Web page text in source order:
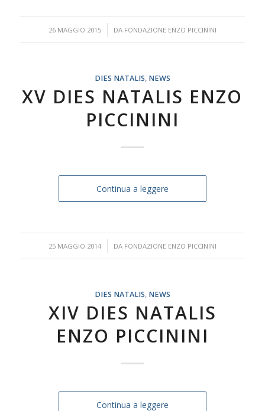
26 MAGGIO 2015
/ DA FONDAZIONE ENZO PICCININI
DIES NATALIS, NEWS
XV DIES NATALIS ENZO
PICCININI
Continua a leggere
25 MAGGIO 2014
/ DA FONDAZIONE ENZO PICCININI
DIES NATALIS, NEWS
XIV DIES NATALIS
ENZO PICCININI
Continua a leggere